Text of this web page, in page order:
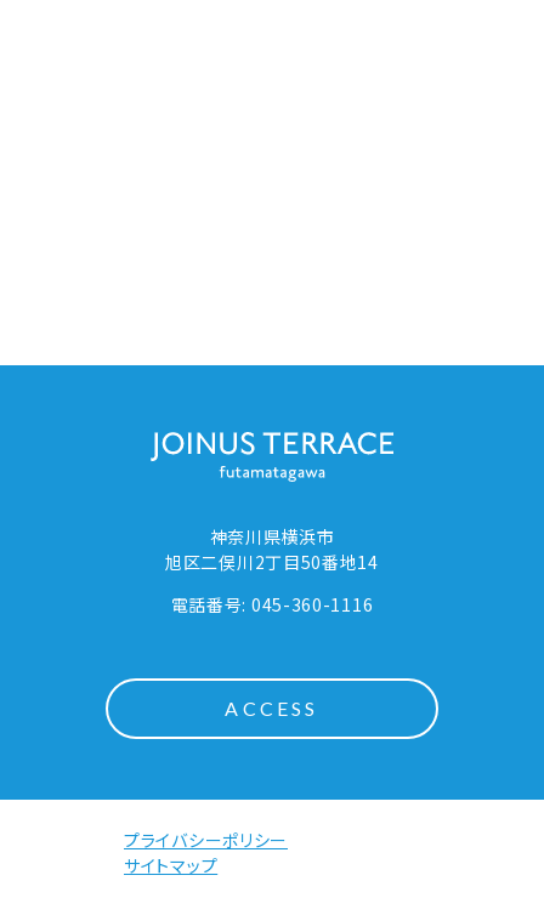
神奈川県横浜市
旭区二俣川2丁目50番地14
電話番号: 045-360-1116
ACCESS
プライバシーポリシー
サイトマップ